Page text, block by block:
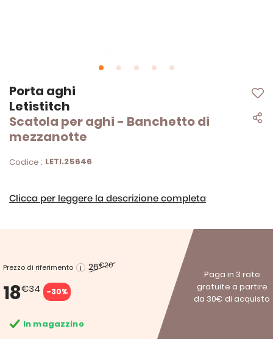
Porta aghi
Letistitch
Scatola per aghi - Banchetto di
mezzanotte
Codice : LETI.25646
Clicca per leggere la descrizione completa
Prezzo di riferimento 26€20
18€34 -30%
Paga in 3 rate
gratuite a partire
da 30€ di acquisto
In magazzino
Vai
all'inizio
della
galleria
di